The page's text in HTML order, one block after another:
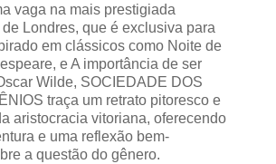
vaga na mais prestigiada
Londres, que é exclusiva para
em clássicos como Noite de
e A importância de ser
Wilde, SOCIEDADE DOS
traça um retrato pitoresco e
aristocracia vitoriana, oferecendo
e uma reflexão bem-
a questão do gênero.